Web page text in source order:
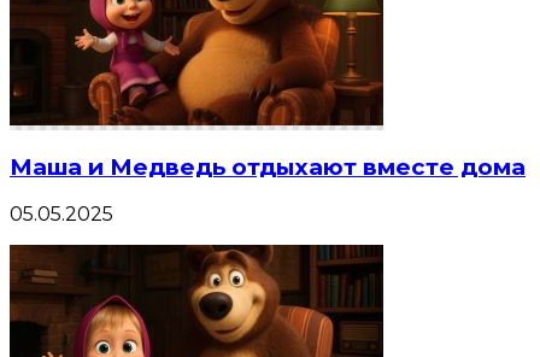
Маша и Медведь отдыхают вместе дома
05.05.2025